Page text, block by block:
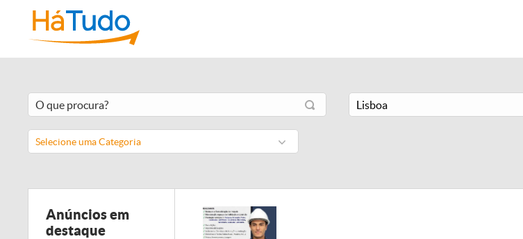
Selecione uma Categoria
Anúncios em
destaque